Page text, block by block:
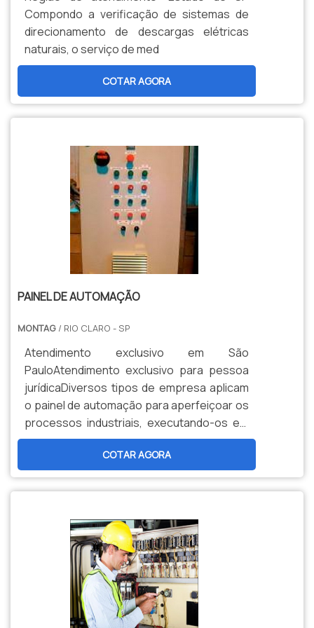
Compondo a verificação de sistemas de
direcionamento de descargas elétricas
naturais, o serviço de med
COTAR AGORA
PAINEL DE AUTOMAÇÃO
MONTAG / RIO CLARO - SP
Atendimento exclusivo em São
PauloAtendimento exclusivo para pessoa
jurídicaDiversos tipos de empresa aplicam
o painel de automação para aperfeiçoar os
processos industriais, executando-os em
menos tempo e gastando menos energia e
outros insumos, aumentando, assim, a
produtividade e os lucros. Se construídos
com qualidade, ainda evitam panes e
e gerariam prejuízos.É aplicado em muitos
empreendimentos comerciais e industriais
com o propósito de distribuição
energética, quadros de iluminação,
sistemas de controle de processos
industriais, entre outros usos.A MELHOR
COTAR AGORA